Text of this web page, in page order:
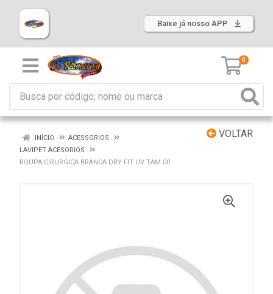
Baixe já nosso APP
0
VOLTAR
INÍCIO
ACESSORIOS
LAVIPET ACESORIOS
ROUPA CIRURGICA BRANCA DRY FIT UV TAM 00